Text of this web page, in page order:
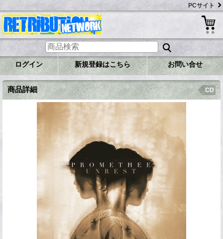
PCサイト
ログイン 新規登録はこちら お問い合せ
商品詳細 CD